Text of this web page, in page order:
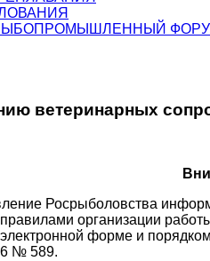
ветеринарных
Росрыболовства
организации
форме и
№ 589.